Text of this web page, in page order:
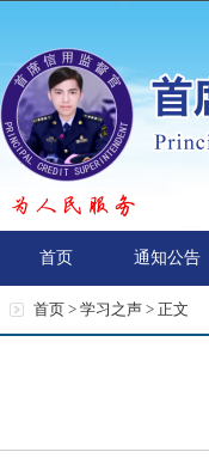
首页 通知公告
首页 > 学习之声 > 正文